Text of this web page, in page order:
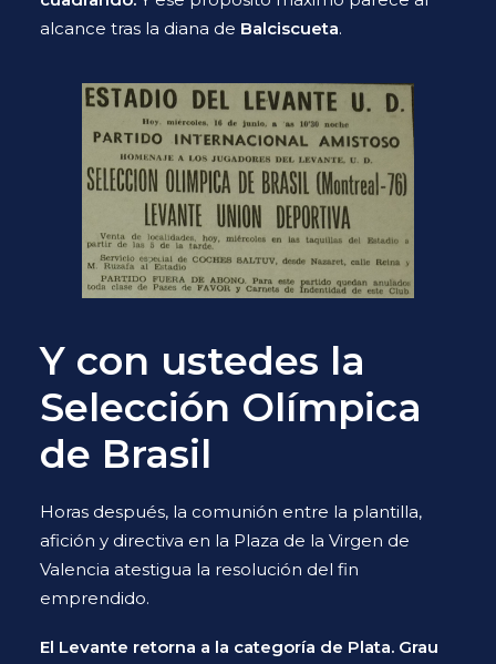
alcance tras la diana de Balciscueta.
Y con ustedes la
Selección Olímpica
de Brasil
Horas después, la comunión entre la plantilla,
afición y directiva en la Plaza de la Virgen de
Valencia atestigua la resolución del fin
emprendido.
El Levante retorna a la categoría de Plata. Grau